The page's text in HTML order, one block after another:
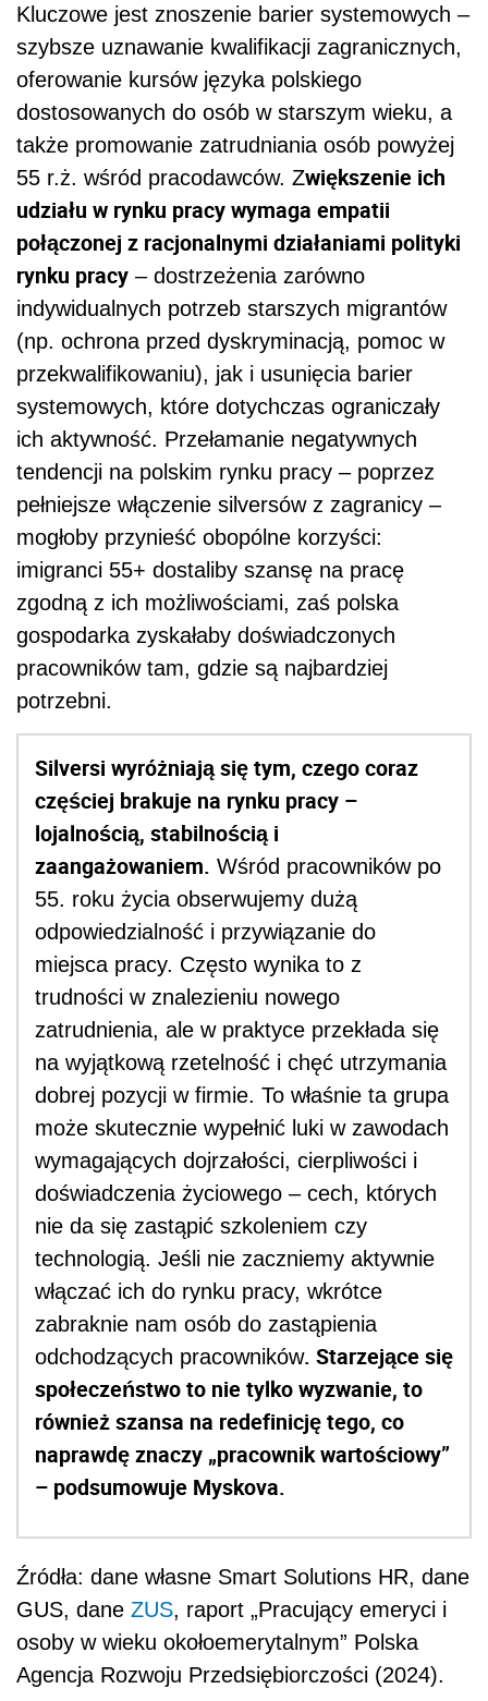
Kluczowe jest znoszenie barier systemowych –
szybsze uznawanie kwalifikacji zagranicznych,
oferowanie kursów języka polskiego
dostosowanych do osób w starszym wieku, a
także promowanie zatrudniania osób powyżej
55 r.ż. wśród pracodawców. Zwiększenie ich
udziału w rynku pracy wymaga empatii
połączonej z racjonalnymi działaniami polityki
rynku pracy – dostrzeżenia zarówno
indywidualnych potrzeb starszych migrantów
(np. ochrona przed dyskryminacją, pomoc w
przekwalifikowaniu), jak i usunięcia barier
systemowych, które dotychczas ograniczały
ich aktywność. Przełamanie negatywnych
tendencji na polskim rynku pracy – poprzez
pełniejsze włączenie silversów z zagranicy –
mogłoby przynieść obopólne korzyści:
imigranci 55+ dostaliby szansę na pracę
zgodną z ich możliwościami, zaś polska
gospodarka zyskałaby doświadczonych
pracowników tam, gdzie są najbardziej
potrzebni.
Silversi wyróżniają się tym, czego coraz
częściej brakuje na rynku pracy –
lojalnością, stabilnością i
zaangażowaniem. Wśród pracowników po
55. roku życia obserwujemy dużą
odpowiedzialność i przywiązanie do
miejsca pracy. Często wynika to z
trudności w znalezieniu nowego
zatrudnienia, ale w praktyce przekłada się
na wyjątkową rzetelność i chęć utrzymania
dobrej pozycji w firmie. To właśnie ta grupa
może skutecznie wypełnić luki w zawodach
wymagających dojrzałości, cierpliwości i
doświadczenia życiowego – cech, których
nie da się zastąpić szkoleniem czy
technologią. Jeśli nie zaczniemy aktywnie
włączać ich do rynku pracy, wkrótce
zabraknie nam osób do zastąpienia
odchodzących pracowników. Starzejące się
społeczeństwo to nie tylko wyzwanie, to
również szansa na redefinicję tego, co
naprawdę znaczy „pracownik wartościowy”
– podsumowuje Myskova.
Źródła: dane własne Smart Solutions HR, dane
GUS, dane ZUS, raport „Pracujący emeryci i
osoby w wieku okołoemerytalnym” Polska
Agencja Rozwoju Przedsiębiorczości (2024).